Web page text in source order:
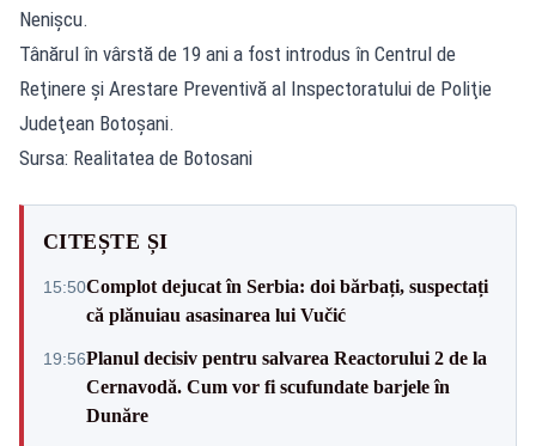
Nenişcu.
Tânărul în vârstă de 19 ani a fost introdus în Centrul de
Reţinere şi Arestare Preventivă al Inspectoratului de Poliţie
Judeţean Botoşani.
Sursa: Realitatea de Botosani
CITEȘTE ȘI
15:50Complot dejucat în Serbia: doi bărbați, suspectați
că plănuiau asasinarea lui Vučić
19:56Planul decisiv pentru salvarea Reactorului 2 de la
Cernavodă. Cum vor fi scufundate barjele în
Dunăre